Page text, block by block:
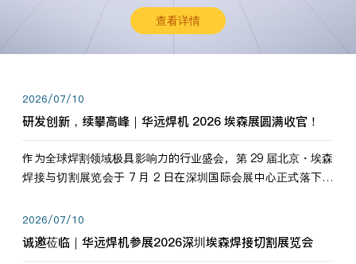
查看详情
2026/07/10
研发创新，续攀高峰｜华远焊机 2026 埃森展圆满收官！
作为全球焊割领域极具影响力的行业盛会，第 29 届北京・埃森
焊接与切割展览会于 7 月 2 日在深圳国际会展中心正式落下帷
标准，持之以恒研发新产品、新技术。新老客户、行业伙伴、
海内外客户为目睹公司发布的新产…
2026/07/10
诚邀莅临｜华远焊机参展2026深圳埃森焊接切割展览会